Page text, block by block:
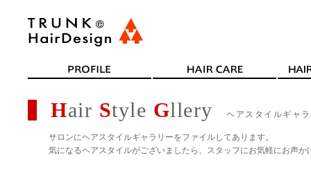
Hair Style Gllery ヘアスタイルギャ
サロンにヘアスタイルギャラリーをファイルしてあります。
気になるヘアスタイルがございましたら、スタッフにお気軽にお声か